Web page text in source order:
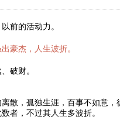
前的活动力。
豪杰，人生波折。
破财。
散，孤独生涯，百事不如意
者，不过其人生多波折。